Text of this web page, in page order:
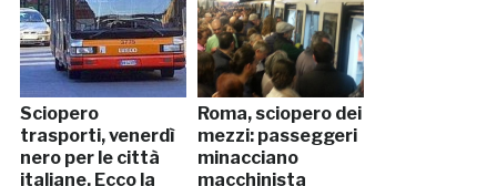
Sciopero
trasporti, venerdì
nero per le città
italiane. Ecco la
Roma, sciopero dei
mezzi: passeggeri
minacciano
macchinista